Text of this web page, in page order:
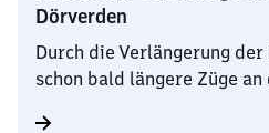
Dörverden
Durch die Verlängerung
schon bald längere Züge